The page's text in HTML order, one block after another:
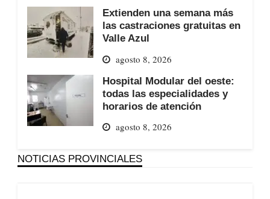
Extienden una semana más
las castraciones gratuitas en
Valle Azul
agosto 8, 2026
Hospital Modular del oeste:
todas las especialidades y
horarios de atención
agosto 8, 2026
NOTICIAS PROVINCIALES